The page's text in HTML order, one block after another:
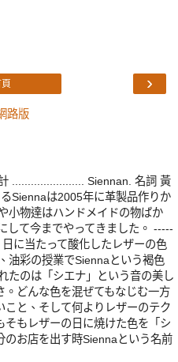
›
路版
....................... Siennan. 名詞 黃
Siennaは2005年に革製品作りか
小物達はハンドメイドの物ばか
して今までやってきました。 -----
に当たって酸化したレザーの色
油彩の授業でSiennaという褐色
たのは「シエナ」という音の美し
。どんな色を混ぜてもなじむ一方
と、そして何よりレザーのテク
そもレザーの日に焼けた色を「シ
のお店を出す時Siennaという名前